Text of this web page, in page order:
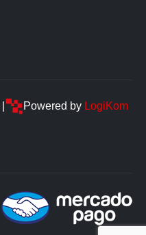
Powered by LogiKom